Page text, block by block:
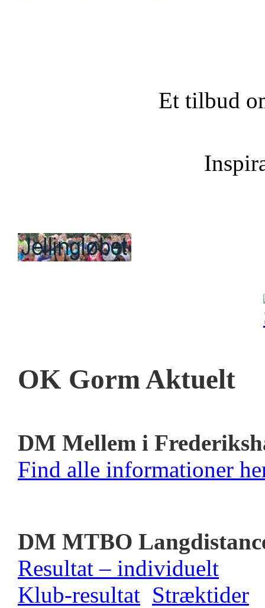
Et tilbud
OK Gorm Aktuelt
DM Mellem i
Find alle informationer
DM MTBO
Resultat – individuelt
Klub-resultat Stræktider